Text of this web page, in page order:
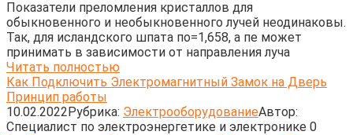
Показатели преломления кристаллов для
обыкновенного и необыкновенного лучей неодинаковы.
Так, для исландского шпата по=1,658, а пе может
принимать в зависимости от направления луча
Читать полностью
Как Подключить Электромагнитный Замок на Дверь
Принцип работы
10.02.2022Рубрика: ЭлектрооборудованиеАвтор:
Cпециалист по электроэнергетике и электронике 0